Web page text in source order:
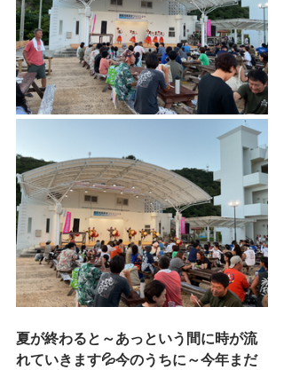
夏が終わると～あっという間に時が流
れていきます💦今のうちに～今年まだ